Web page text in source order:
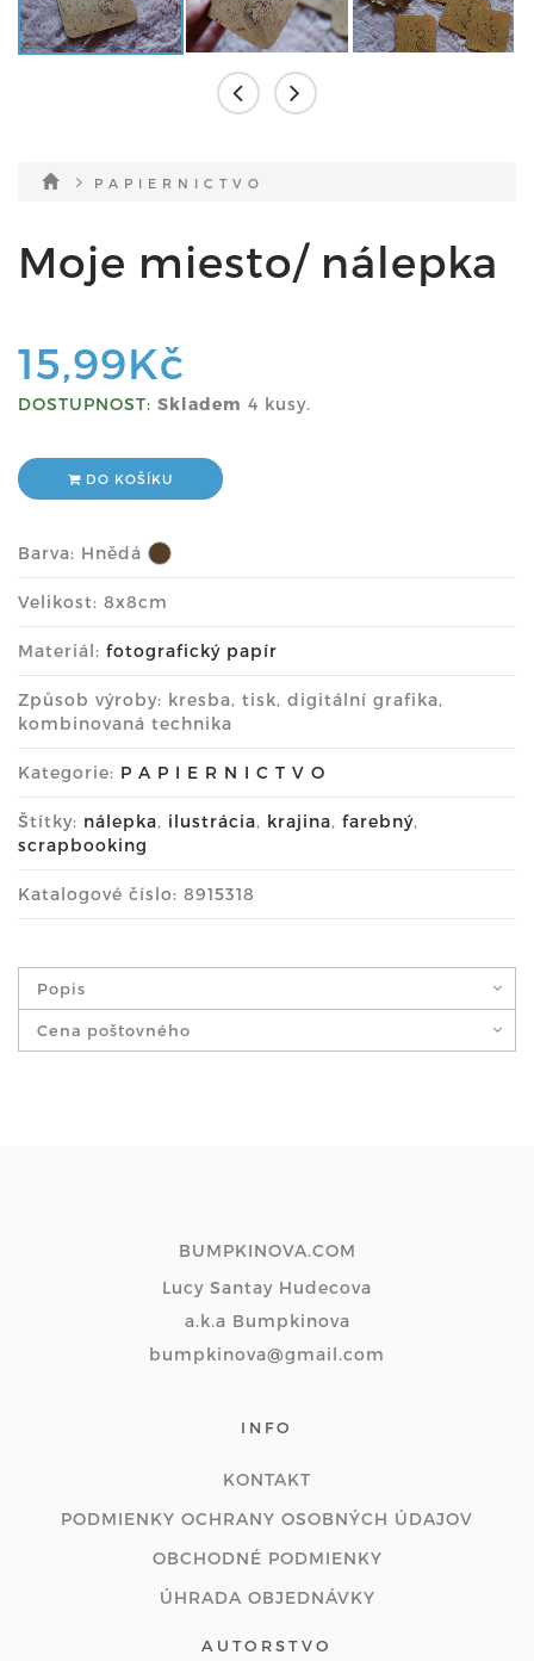
P A P I E R N I C T V O
Moje miesto/ nálepka
15,99Kč
DOSTUPNOST: Skladem 4 kusy.
DO KOŠÍKU
Barva: Hnědá
Velikost: 8x8cm
Materiál: fotografický papír
Způsob výroby: kresba, tisk, digitální grafika,
kombinovaná technika
Kategorie: P A P I E R N I C T V O
Štítky: nálepka, ilustrácia, krajina, farebný,
scrapbooking
Katalogové číslo: 8915318
Popis
Cena poštovného
BUMPKINOVA.COM
Lucy Santay Hudecova
a.k.a Bumpkinova
bumpkinova@gmail.com
INFO
KONTAKT
PODMIENKY OCHRANY OSOBNÝCH ÚDAJOV
OBCHODNÉ PODMIENKY
ÚHRADA OBJEDNÁVKY
AUTORSTVO